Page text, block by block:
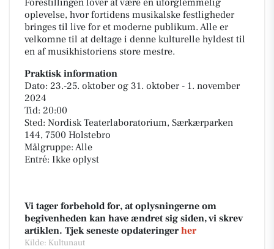
Forestillingen lover at være en uforglemmelig
oplevelse, hvor fortidens musikalske festligheder
bringes til live for et moderne publikum. Alle er
velkomne til at deltage i denne kulturelle hyldest til
en af musikhistoriens store mestre.
Praktisk information
Dato: 23.-25. oktober og 31. oktober - 1. november
2024
Tid: 20:00
Sted: Nordisk Teaterlaboratorium, Særkærparken
144, 7500 Holstebro
Målgruppe: Alle
Entré: Ikke oplyst
Vi tager forbehold for, at oplysningerne om
begivenheden kan have ændret sig siden, vi skrev
artiklen. Tjek seneste opdateringer her
Kilde: Kultunaut